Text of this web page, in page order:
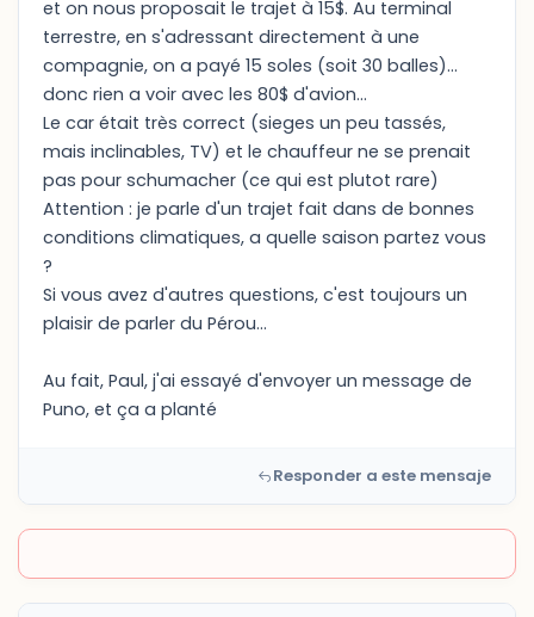
et on nous proposait le trajet à 15$. Au terminal
terrestre, en s'adressant directement à une
compagnie, on a payé 15 soles (soit 30 balles)...
donc rien a voir avec les 80$ d'avion...
Le car était très correct (sieges un peu tassés,
mais inclinables, TV) et le chauffeur ne se prenait
pas pour schumacher (ce qui est plutot rare)
Attention : je parle d'un trajet fait dans de bonnes
conditions climatiques, a quelle saison partez vous
?
Si vous avez d'autres questions, c'est toujours un
plaisir de parler du Pérou...
Au fait, Paul, j'ai essayé d'envoyer un message de
Puno, et ça a planté
Responder a este mensaje